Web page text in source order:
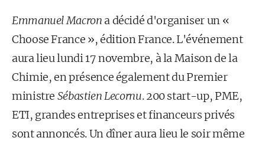
Emmanuel Macron a décidé d'organiser un «
Choose France », édition France. L'événement
aura lieu lundi 17 novembre, à la Maison de la
Chimie, en présence également du Premier
ministre Sébastien Lecornu. 200 start-up, PME,
ETI, grandes entreprises et financeurs privés
sont annoncés. Un dîner aura lieu le soir même